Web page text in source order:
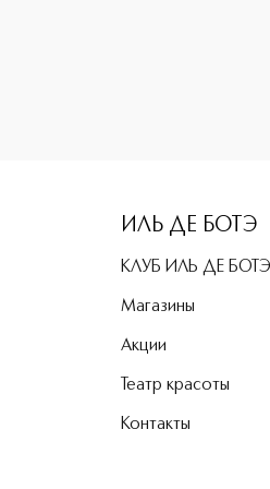
ИЛЬ ДЕ БОТЭ
КЛУБ ИЛЬ ДЕ БОТЭ
Магазины
Акции
Театр красоты
Контакты